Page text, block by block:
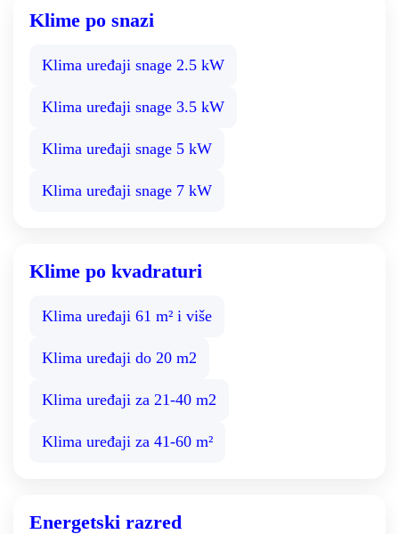
Klime po snazi
Klima uređaji snage 2.5 kW
Klima uređaji snage 3.5 kW
Klima uređaji snage 5 kW
Klima uređaji snage 7 kW
Klime po kvadraturi
Klima uređaji 61 m² i više
Klima uređaji do 20 m2
Klima uređaji za 21-40 m2
Klima uređaji za 41-60 m²
Energetski razred